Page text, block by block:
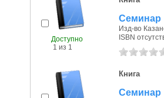
Доступно
1 из 1
Семинар
Изд-во
ISBN
Книга
Семинар